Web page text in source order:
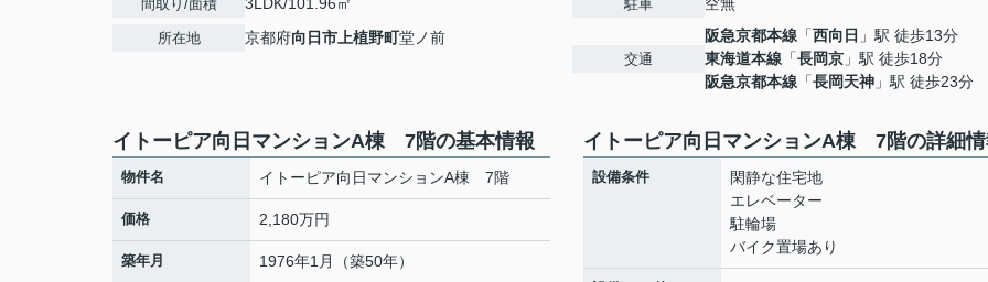
間取り/面積
所在地 京都府向日市 上植野町堂ノ前
駐車
交通
阪急京都本線 「西向日 」駅 徒歩13分
東海道本線 「長岡京 」駅 徒歩18分
阪急京都本線 「長岡天神 」駅 徒歩23分
イトーピア向日マンションA棟 7階の基本情報
物件名 イトーピア向日マンションA棟 7階
価格 2,180万円
築年月 1976年1月（築50年）
イトーピア向日マンションA棟 7階の詳細
設備条件
閑静な住宅地
エレベーター
駐輪場
バイク置場あり